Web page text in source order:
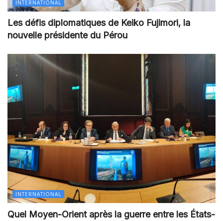
INTERNATIONAL
Les défis diplomatiques de Keiko Fujimori, la
nouvelle présidente du Pérou
INTERNATIONAL
Quel Moyen-Orient après la guerre entre les États-